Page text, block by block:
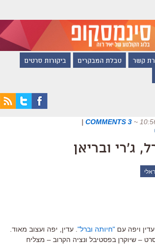
קשר טבלת המבקרים ביקורות סרטים
~
3 COMMENTS
|
ג'רי ובריאן
ויפה עם "חיותה וברל" . עדין, יפה ועצוב מאוד.
– שיוקרן בפסטיבל ונציה הקרוב – מצליח